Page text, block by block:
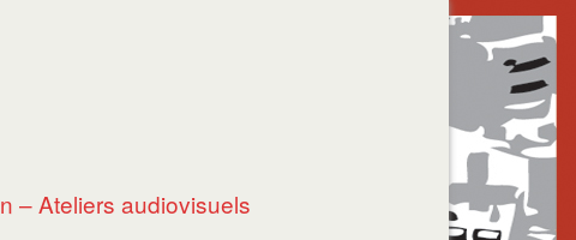
– Ateliers audiovisuels